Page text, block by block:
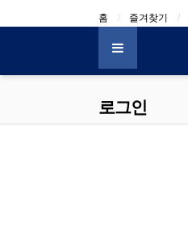
홈 즐겨찾기
로그인